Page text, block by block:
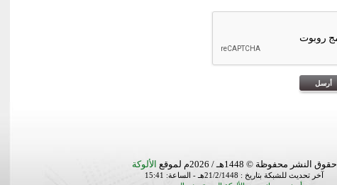
حقوق النشر محفوظة © 1448هـ / 2026م لموقع الألوكة
آخر تحديث للشبكة بتاريخ : 21/2/1448هـ - الساعة: 15:41